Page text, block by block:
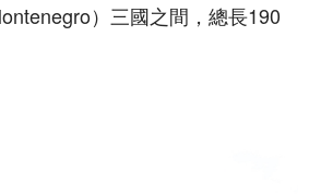
）三國之間，總長190